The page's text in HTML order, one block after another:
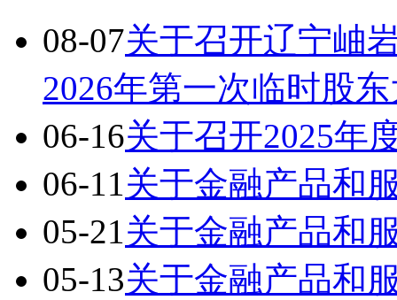
08-07关于召开辽宁岫
2026年第一次临时股
06-16关于召开2025年
06-11关于金融产品和
05-21关于金融产品和
05-13关于金融产品和